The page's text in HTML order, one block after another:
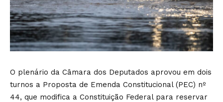
O plenário da Câmara dos Deputados aprovou em dois
turnos a Proposta de Emenda Constitucional (PEC) nº
44, que modifica a Constituição Federal para reservar